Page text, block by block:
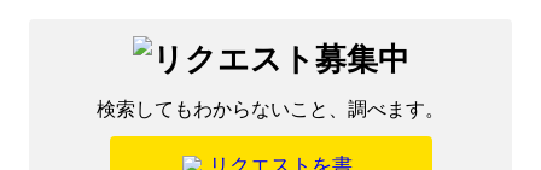
検索してもわからないこと、調べます。